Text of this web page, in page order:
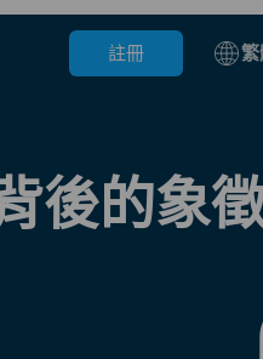
註冊
智利後的象